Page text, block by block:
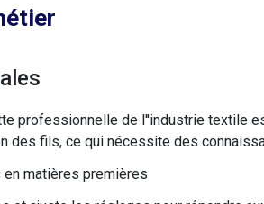
professionnelle de l''industrie textile
des fils, ce qui nécessite des
matières premières